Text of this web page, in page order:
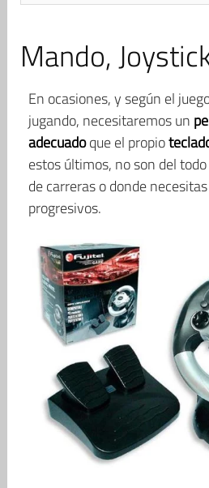
Mando,
En ocasiones, y según el
jugando, necesitaremos un
adecuadoque el propio
estos últimos, no son del
de carreras o donde
progresivos.